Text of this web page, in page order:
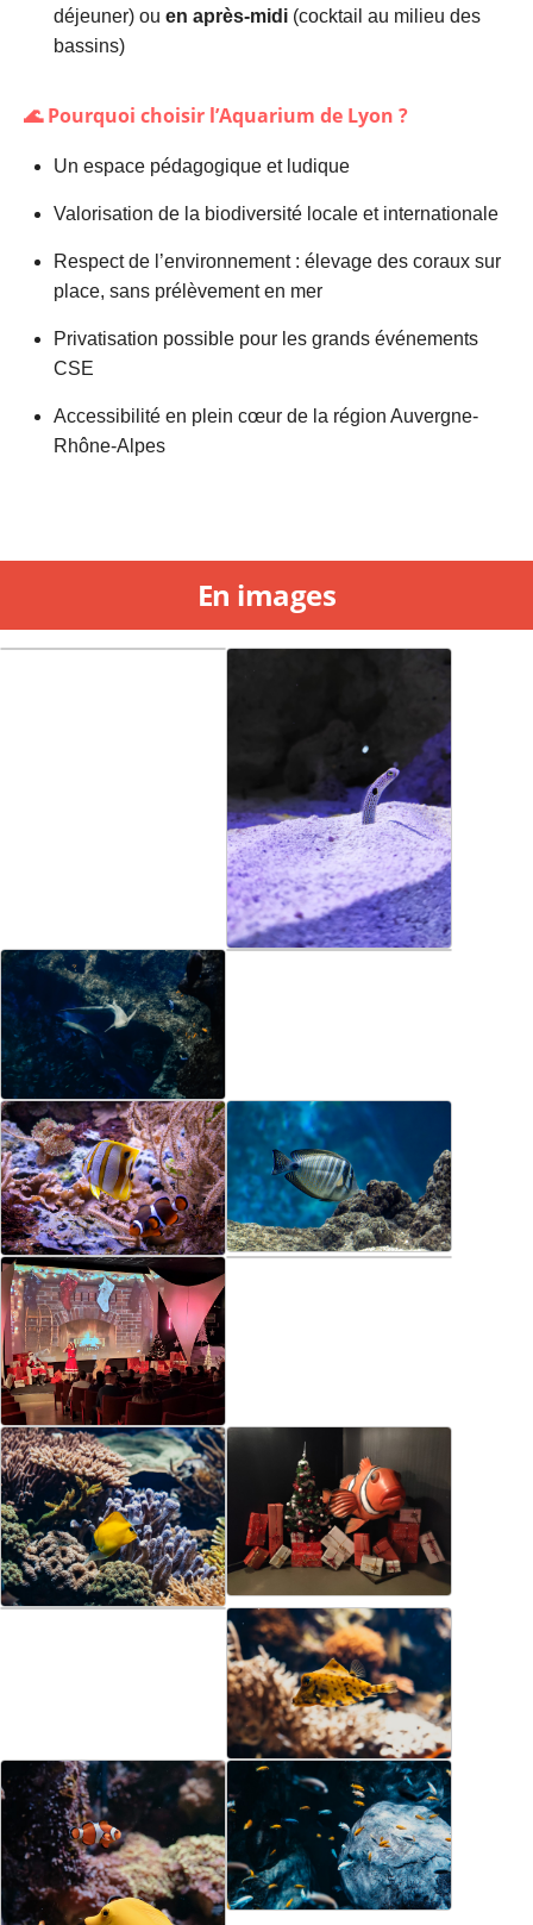
déjeuner) ou en après-midi (cocktail au milieu des
bassins)
🌊 Pourquoi choisir l’Aquarium de Lyon ?
Un espace pédagogique et ludique
Valorisation de la biodiversité locale et internationale
Respect de l’environnement : élevage des coraux sur
place, sans prélèvement en mer
Privatisation possible pour les grands événements
CSE
Accessibilité en plein cœur de la région Auvergne-
Rhône-Alpes
En images